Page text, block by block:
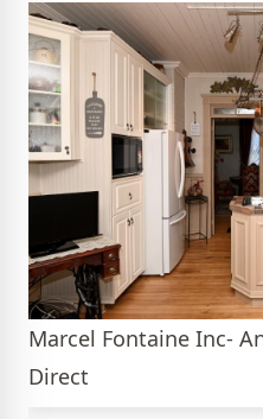
Marcel Fontaine Inc-
Direct